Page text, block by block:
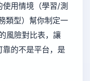
使用情境（學習/測
類型）幫你制定一
風險對比表，讓
的不是平台，是